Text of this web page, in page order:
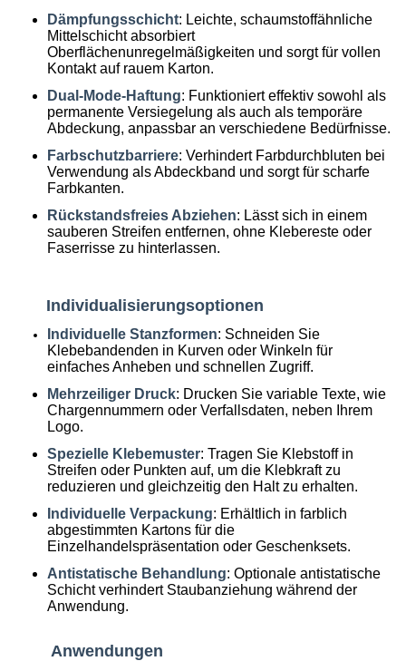
Dämpfungsschicht: Leichte, schaumstoffähnliche
Mittelschicht absorbiert
Oberflächenunregelmäßigkeiten und sorgt für vollen
Kontakt auf rauem Karton.
Dual-Mode-Haftung: Funktioniert effektiv sowohl als
permanente Versiegelung als auch als temporäre
Abdeckung, anpassbar an verschiedene Bedürfnisse.
Farbschutzbarriere: Verhindert Farbdurchbluten bei
Verwendung als Abdeckband und sorgt für scharfe
Farbkanten.
Rückstandsfreies Abziehen: Lässt sich in einem
sauberen Streifen entfernen, ohne Klebereste oder
Faserrisse zu hinterlassen.
Individualisierungsoptionen
Individuelle Stanzformen: Schneiden Sie
Klebebandenden in Kurven oder Winkeln für
einfaches Anheben und schnellen Zugriff.
Mehrzeiliger Druck: Drucken Sie variable Texte, wie
Chargennummern oder Verfallsdaten, neben Ihrem
Logo.
Spezielle Klebemuster: Tragen Sie Klebstoff in
Streifen oder Punkten auf, um die Klebkraft zu
reduzieren und gleichzeitig den Halt zu erhalten.
Individuelle Verpackung: Erhältlich in farblich
abgestimmten Kartons für die
Einzelhandelspräsentation oder Geschenksets.
Antistatische Behandlung: Optionale antistatische
Schicht verhindert Staubanziehung während der
Anwendung.
Anwendungen